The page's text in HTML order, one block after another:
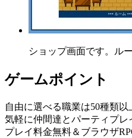
ショップ画面です。ル
ゲームポイント
自由に選べる職業は50種類以
気軽に仲間達とパーティプレ
プレイ料金無料＆ブラウザ